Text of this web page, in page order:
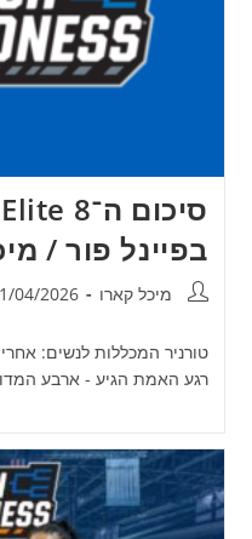
בפיינל פור /
מחבר:מיכל קארו פורסם:
04/2026
טורניר המכללות לנשים:
רגע האמת הגיע - ארבע המדורגות 1 נפגשות